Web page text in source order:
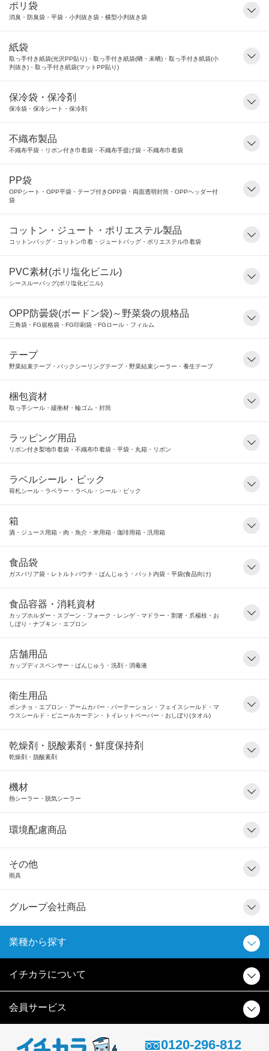
ポリ袋
消臭・防臭袋・平袋・小判抜き袋・横型小判抜き袋
紙袋
取っ手付き紙袋(光沢PP貼り)・取っ手付き紙袋(晒・未晒)・取っ手付き紙袋(小
判抜き)・取っ手付き紙袋(マットPP貼り)
保冷袋・保冷剤
保冷袋・保冷シート・保冷剤
不織布製品
不織布平袋・リボン付き巾着袋・不織布手提げ袋・不織布巾着袋
PP袋
OPPシート・OPP平袋・テープ付きOPP袋・両面透明封筒・OPPヘッダー付
袋
コットン・ジュート・ポリエステル製品
コットンバッグ・コットン巾着・ジュートバッグ・ポリエステル巾着袋
PVC素材(ポリ塩化ビニル)
シースルーバッグ(ポリ塩化ビニル)
OPP防曇袋(ボードン袋)～野菜袋の規格品
三角袋・FG規格袋・FG印刷袋・FGロール・フィルム
テープ
野菜結束テープ・バックシーリングテープ・野菜結束シーラー・養生テープ
梱包資材
取っ手シール・緩衝材・輪ゴム・封筒
ラッピング用品
リボン付き梨地巾着袋・不織布巾着袋・平袋・丸箱・リボン
ラベルシール・ピック
荷札シール・ラベラー・ラベル・シール・ピック
箱
酒・ジュース用箱・肉・魚介・米用箱・珈琲用箱・汎用箱
食品袋
ガスバリア袋・レトルトパウチ・ばんじゅう・バット内袋・平袋(食品向け)
食品容器・消耗資材
カップホルダー・スプーン・フォーク・レンゲ・マドラー・割箸・爪楊枝・お
しぼり・ナプキン・エプロン
店舗用品
カップディスペンサー・ばんじゅう・洗剤・消毒液
衛生用品
ポンチョ・エプロン・アームカバー・パーテーション・フェイスシールド・マ
ウスシールド・ビニールカーテン・トイレットペーパー・おしぼり(タオル)
乾燥剤・脱酸素剤・鮮度保持剤
乾燥剤・脱酸素剤
機材
熱シーラー・脱気シーラー
環境配慮商品
その他
雨具
グループ会社商品
業種から探す
イチカラについて
会員サービス
0120-296-812